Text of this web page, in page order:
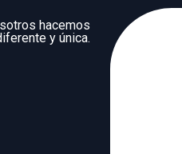
hacemos
y única.